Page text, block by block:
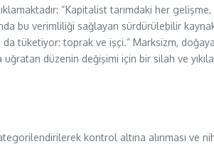
“Kapitalist tarımdaki her
bu verimliliği sağlayan sürdürülebilir
tüketiyor: toprak ve işçi.” Marksizm,
düzenin değişimi için bir silah ve
kontrol altına alınması ve